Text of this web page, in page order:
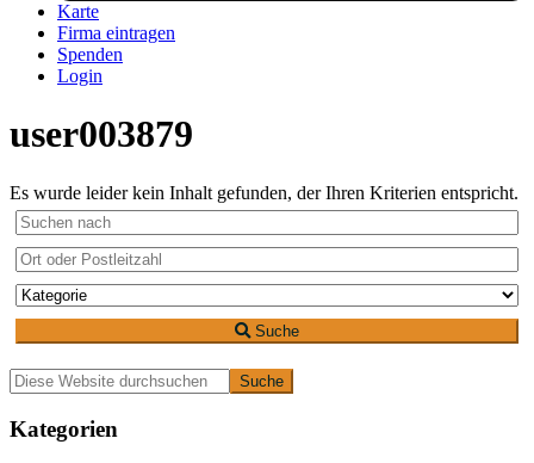
Karte
Firma eintragen
Spenden
Login
user003879
Es wurde leider kein Inhalt gefunden, der Ihren Kriterien entspricht.
Suche
Primäre
Seitenleiste
Diese
Website
durchsuchen
Kategorien